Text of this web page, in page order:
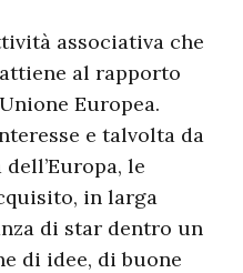
associativa che
al rapporto
Europea.
e talvolta da
le
in larga
di star dentro un
di idee, di buone